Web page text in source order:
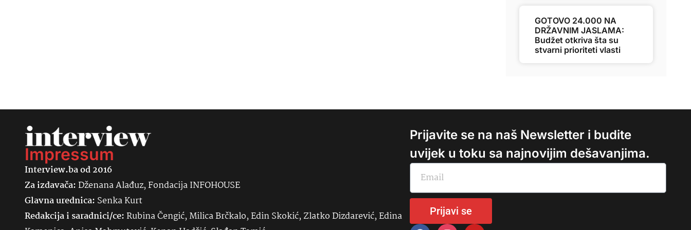
GOTOVO 24.000 NA
DRŽAVNIM JASLAMA:
Budžet otkriva šta su
stvarni prioriteti vlasti
Impressum
Interview.ba od 2016
Za izdavača:Dženana Alađuz, Fondacija INFOHOUSE
Glavna urednica: SenkaKurt
Redakcija i saradnici/ce:Rubina Čengić, Milica Brčkalo, Edin Skokić, Zlatko Dizdarević, Edina
Prijavite se na naš Newsletter i budite
uvijek u toku sa najnovijim dešavanjima.
Prijavi se